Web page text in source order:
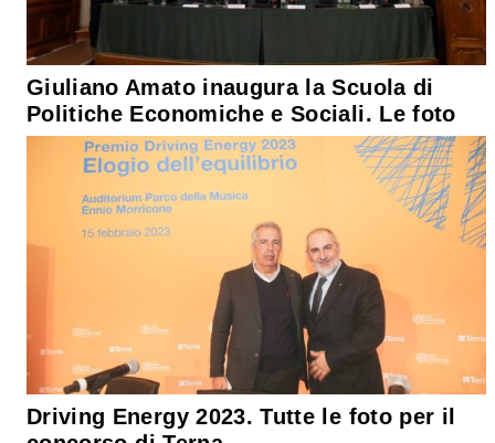
Giuliano Amato inaugura la Scuola di
Politiche Economiche e Sociali. Le foto
Driving Energy 2023. Tutte le foto per il